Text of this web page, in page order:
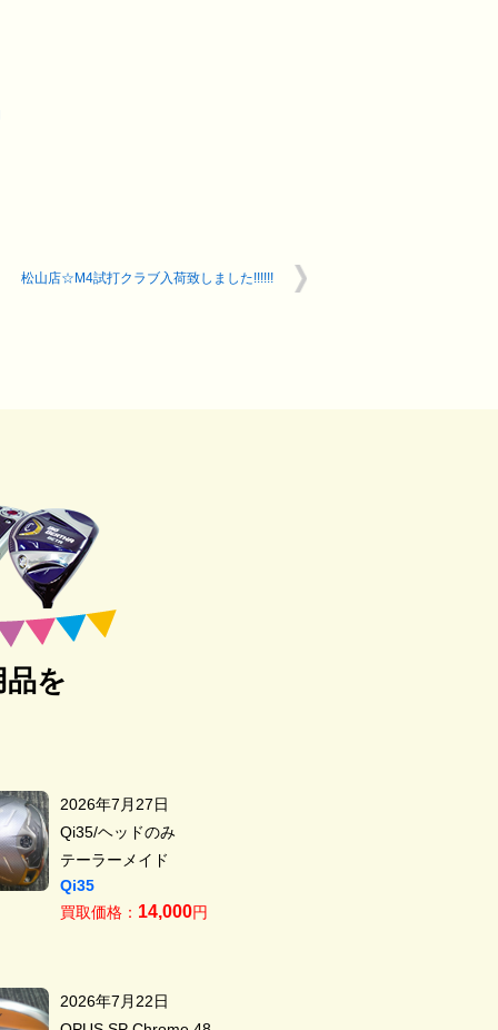
松山店☆M4試打クラブ入荷致しました!!!!!!
を
2026年7月27日
Qi35/ヘッドのみ
テーラーメイド
Qi35
買取価格： 14,000円
2026年7月22日